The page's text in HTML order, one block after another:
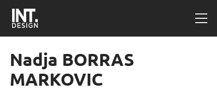
Nadja BORRAS
MARKOVIC